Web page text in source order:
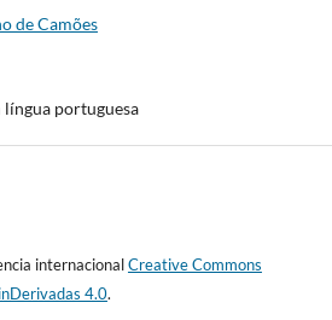
de Camões
portuguesa
internacionalCreative Commons
4.0.